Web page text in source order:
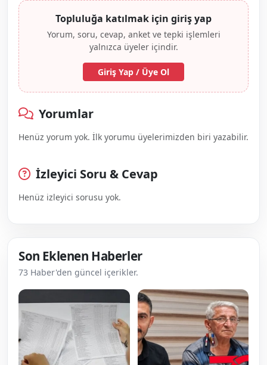
Topluluğa katılmak için giriş yap
Yorum, soru, cevap, anket ve tepki işlemleri
yalnızca üyeler içindir.
Giriş Yap / Üye Ol
Yorumlar
Henüz yorum yok. İlk yorumu üyelerimizden biri yazabilir.
İzleyici Soru & Cevap
Henüz izleyici sorusu yok.
Son Eklenen Haberler
73 Haber'den güncel içerikler.